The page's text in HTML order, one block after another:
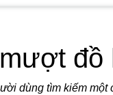
đồ
dùng tìm kiếm